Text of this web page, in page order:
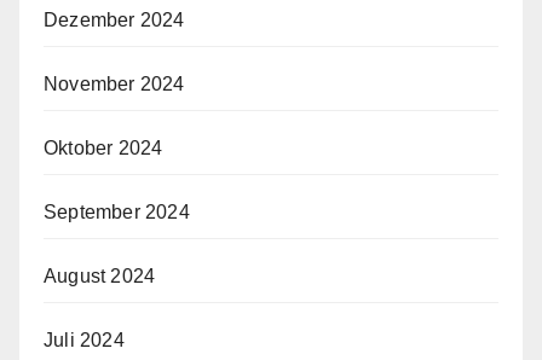
Dezember 2024
November 2024
Oktober 2024
September 2024
August 2024
Juli 2024